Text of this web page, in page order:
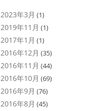
2023年3月 (1)
2019年11月 (1)
2017年1月 (1)
2016年12月 (35)
2016年11月 (44)
2016年10月 (69)
2016年9月 (76)
2016年8月 (45)